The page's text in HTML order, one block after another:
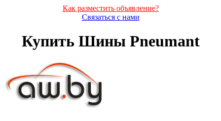
Как разместить объявление?
Связаться с нами
Купить Шины Pneumant